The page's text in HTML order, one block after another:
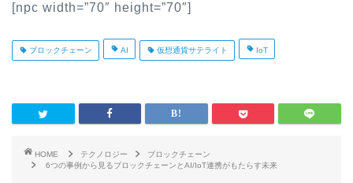
[npc width=”70″ height=”70″]
ブロックチェーン AI 仮想通貨サテライト IoT
HOME テクノロジー
ブロックチェーン
6つの事例から見るブロックチェーンとAI/IoT連携がもたらす未来